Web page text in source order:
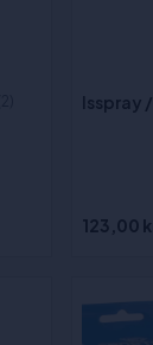
Isspray
123,00